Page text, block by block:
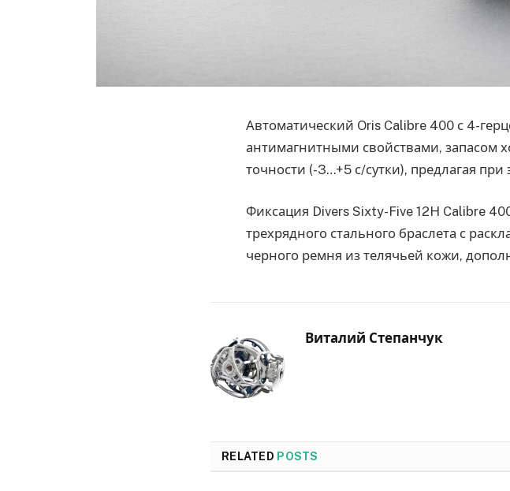
Автоматический Oris Calibre 400 с 4-
антимагнитными свойствами, запасом
точности (-3…+5 с/сутки), предлагая
Фиксация Divers Sixty-Five 12H Calibre
трехрядного стального браслета с
черного ремня из телячьей кожи,
Виталий Степанчук
RELATED POSTS